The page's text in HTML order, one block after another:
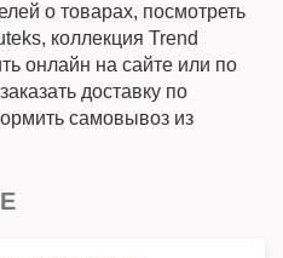
о товарах, посмотреть
коллекция Trend
онлайн на сайте или по
доставку по
самовывоз из